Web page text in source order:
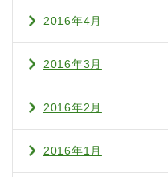
2016年4月
2016年3月
2016年2月
2016年1月